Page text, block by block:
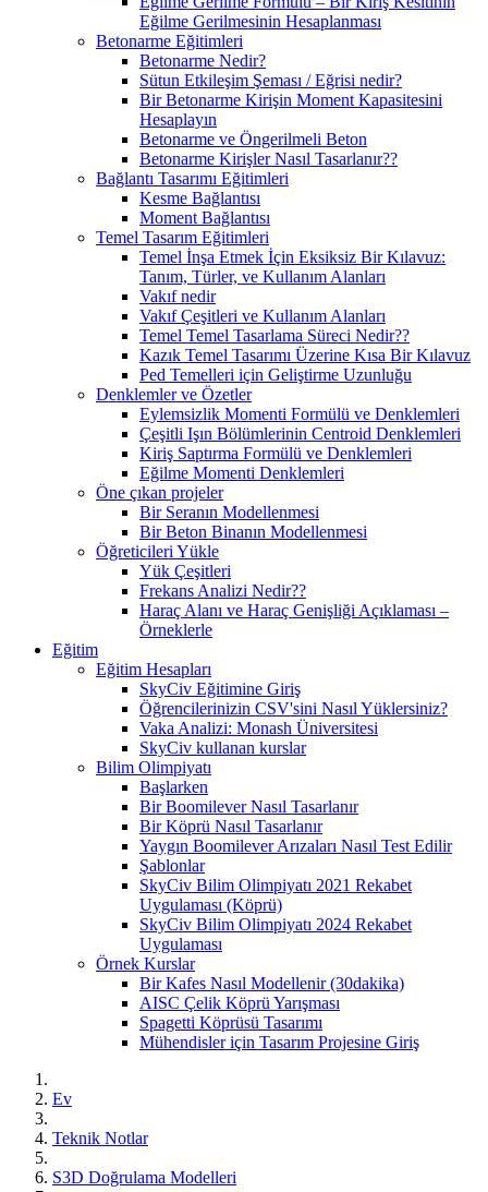
Eğilme Gerilmesinin Hesaplanması
Betonarme Eğitimleri
Betonarme Nedir?
Sütun Etkileşim Şeması / Eğrisi nedir?
Bir Betonarme Kirişin Moment Kapasitesini
Hesaplayın
Betonarme ve Öngerilmeli Beton
Betonarme Kirişler Nasıl Tasarlanır??
Bağlantı Tasarımı Eğitimleri
Kesme Bağlantısı
Moment Bağlantısı
Temel Tasarım Eğitimleri
Temel İnşa Etmek İçin Eksiksiz Bir Kılavuz:
Tanım, Türler, ve Kullanım Alanları
Vakıf nedir
Vakıf Çeşitleri ve Kullanım Alanları
Temel Temel Tasarlama Süreci Nedir??
Kazık Temel Tasarımı Üzerine Kısa Bir Kılavuz
Ped Temelleri için Geliştirme Uzunluğu
Denklemler ve Özetler
Eylemsizlik Momenti Formülü ve Denklemleri
Çeşitli Işın Bölümlerinin Centroid Denklemleri
Kiriş Saptırma Formülü ve Denklemleri
Eğilme Momenti Denklemleri
Öne çıkan projeler
Bir Seranın Modellenmesi
Bir Beton Binanın Modellenmesi
Öğreticileri Yükle
Yük Çeşitleri
Frekans Analizi Nedir??
Haraç Alanı ve Haraç Genişliği Açıklaması –
Örneklerle
Eğitim
Eğitim Hesapları
SkyCiv Eğitimine Giriş
Öğrencilerinizin CSV'sini Nasıl Yüklersiniz?
Vaka Analizi: Monash Üniversitesi
SkyCiv kullanan kurslar
Bilim Olimpiyatı
Başlarken
Bir Boomilever Nasıl Tasarlanır
Bir Köprü Nasıl Tasarlanır
Yaygın Boomilever Arızaları Nasıl Test Edilir
Şablonlar
SkyCiv Bilim Olimpiyatı 2021 Rekabet
Uygulaması (Köprü)
SkyCiv Bilim Olimpiyatı 2024 Rekabet
Uygulaması
Örnek Kurslar
Bir Kafes Nasıl Modellenir (30dakika)
AISC Çelik Köprü Yarışması
Spagetti Köprüsü Tasarımı
Mühendisler için Tasarım Projesine Giriş
Ev
Teknik Notlar
S3D Doğrulama Modelleri